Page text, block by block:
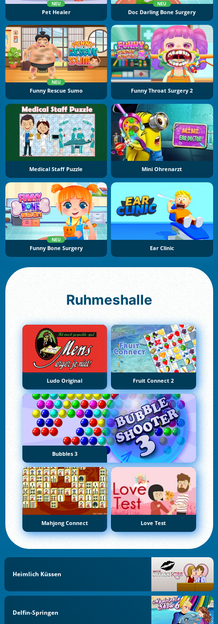
NEU
Pet Healer
NEU
Doc Darling Bone Surgery
NEU
Funny Rescue Sumo Funny Throat Surgery 2
Medical Staff Puzzle Mini Ohrenarzt
NEU
Funny Bone Surgery Ear Clinic
Ruhmeshalle
Ludo Original Fruit Connect 2
Bubbles 3
Mahjong Connect Love Test
Heimlich Küssen
Delfin-Springen